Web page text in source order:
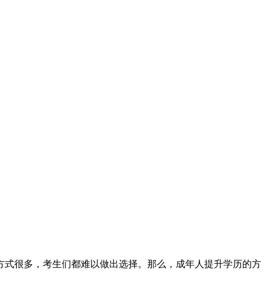
很多，考生们都难以做出选择。那么，成年人提升学历的方